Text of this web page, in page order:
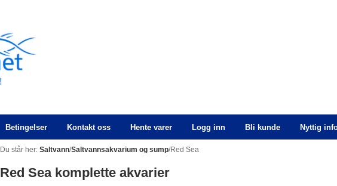
Betingelser Kontakt oss Hente varer Logg inn Bli kunde Nyttig
Du står her:Saltvann/Saltvannsakvarium og sump/Red Sea
Red Sea komplette akvarier